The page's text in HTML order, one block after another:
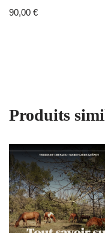
90,00 €
Produits